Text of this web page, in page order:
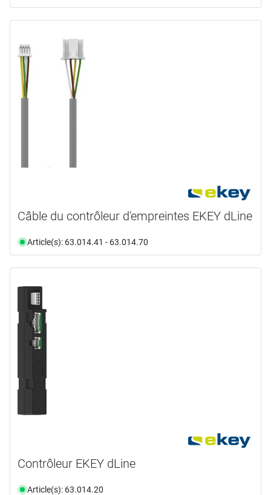
Câble du contrôleur d'empreintes EKEY dLine
Article(s): 63.014.41 - 63.014.70
Contrôleur EKEY dLine
Article(s): 63.014.20